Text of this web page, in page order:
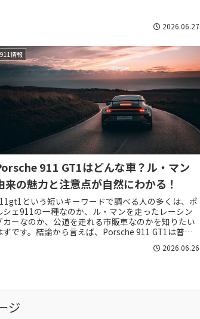
2026.06.27
911情報
911 GT1はどんな車？ル・マン
来の魅力と注意点が自然にわかる！
という短いキーワードで調べる人の多くは、ポ
シェ911の一種なのか、ル・マンを走ったレーシン
カーなのか、公道を走れる市販車なのかを知りたい
ずです。結論から言えば、Porsche 911 GT1は普通
2026.06.26
ジ